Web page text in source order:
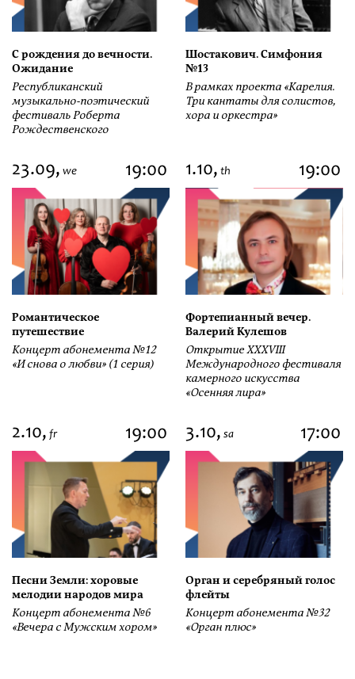
С рождения до вечности.
Ожидание
Республиканский
музыкально-поэтический
фестиваль Роберта
Рождественского
Шостакович. Симфония
№13
В рамках проекта «Карелия.
Три кантаты для солистов,
хора и оркестра»
23.09, we 19:00
Романтическое
путешествие
Концерт абонемента №12
«И снова о любви» (1 серия)
1.10, th 19:00
Фортепианный вечер.
Валерий Кулешов
Открытие ХХХVIII
Международного фестиваля
камерного искусства
«Осенняя лира»
2.10, fr 19:00
Песни Земли: хоровые
мелодии народов мира
Концерт абонемента №6
«Вечера с Мужским хором»
3.10, sa 17:00
Орган и серебряный голос
флейты
Концерт абонемента №32
«Орган плюс»